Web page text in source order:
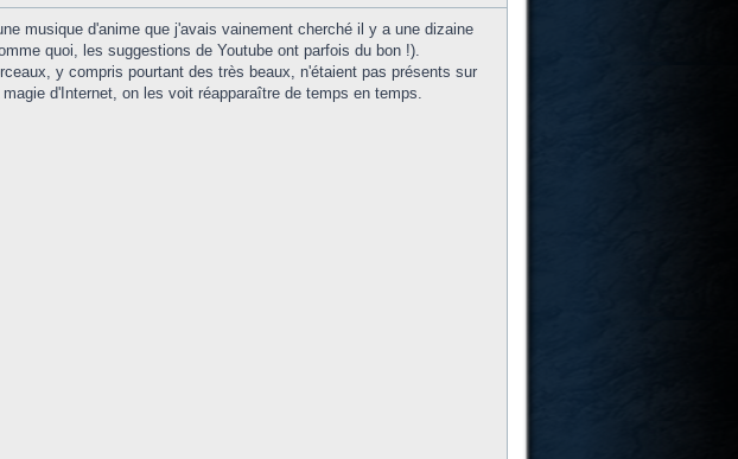
musique d'anime que j'avais vainement cherché il y a une dizaine
quoi, les suggestions de Youtube ont parfois du bon !).
y compris pourtant des très beaux, n'étaient pas présents sur
d'Internet, on les voit réapparaître de temps en temps.